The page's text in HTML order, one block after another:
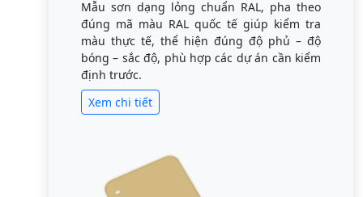
Mẫu sơn dạng lỏng chuẩn RAL, pha theo
đúng mã màu RAL quốc tế giúp kiểm tra
màu thực tế, thể hiện đúng độ phủ – độ
bóng – sắc độ, phù hợp các dự án cần kiểm
định trước.
Xem chi tiết